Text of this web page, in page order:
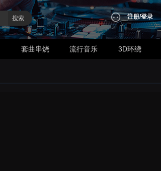
搜索 注册/登录
套曲串烧 流行音乐 3D环绕